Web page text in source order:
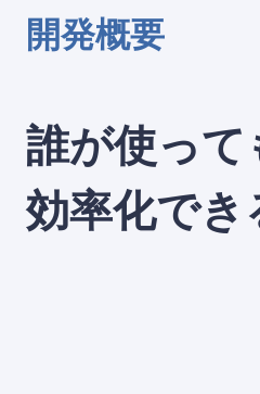
開発概要
誰が使っ
効率化でき